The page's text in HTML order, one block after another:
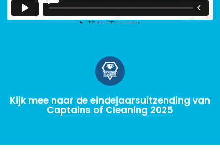
Kijk mee naar de eindejaarsuitzending van
Captains of Cleaning 2025